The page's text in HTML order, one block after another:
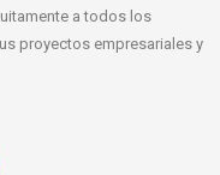
a todos los
proyectos empresariales y